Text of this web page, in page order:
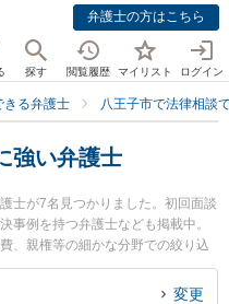
弁護士の方はこちら
探す 閲覧履歴 マイリスト ログイン
きる弁護士 八王子市で法律相談
強い弁護士
士が7名見つかりました。初回面談
事例を持つ弁護士なども掲載中。
、親権等の細かな分野での絞り込
律事務所 八王子オフィスの上田 芙
オフィスの荒居 聖弁護士、東京ス
変更